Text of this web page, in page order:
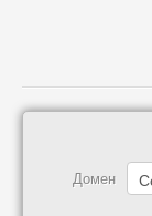
Домен